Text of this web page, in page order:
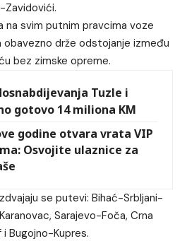
Zavidovići.
na svim putnim pravcima voze
obavezno drže odstojanje između
bez zimske opreme.
Tuzle i
gotovo 14 miliona KM
godine otvara vrata VIP
Osvojite ulaznice za
se putevi: Bihać-Srbljani-
Sarajevo-Foča, Crna
Bugojno-Kupres.